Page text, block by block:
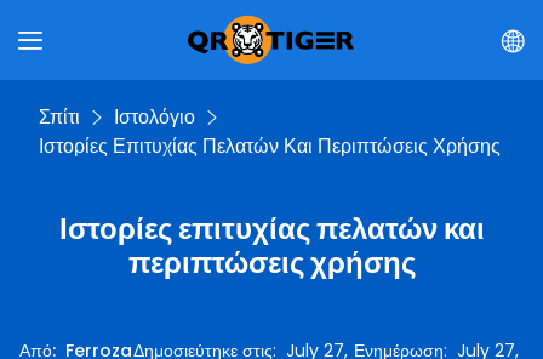
Σπίτι
Ιστολόγιο
Ιστορίες Επιτυχίας Πελατών Και Περιπτώσεις Χρήσης
Ιστορίες επιτυχίας πελατών και
περιπτώσεις χρήσης
Από: FerrozaΔημοσιεύτηκε στις: July 27, Ενημέρωση: July 27,